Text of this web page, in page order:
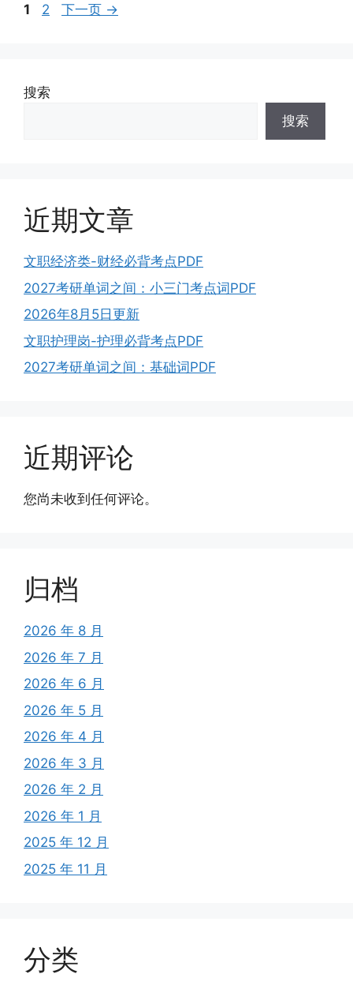
页
1
页
2 下一页 →
搜索
搜索
近期文章
文职经济类-财经必背考点PDF
2027考研单词之间：小三门考点词PDF
2026年8月5日更新
文职护理岗-护理必背考点PDF
2027考研单词之间：基础词PDF
近期评论
您尚未收到任何评论。
归档
2026 年 8 月
2026 年 7 月
2026 年 6 月
2026 年 5 月
2026 年 4 月
2026 年 3 月
2026 年 2 月
2026 年 1 月
2025 年 12 月
2025 年 11 月
分类